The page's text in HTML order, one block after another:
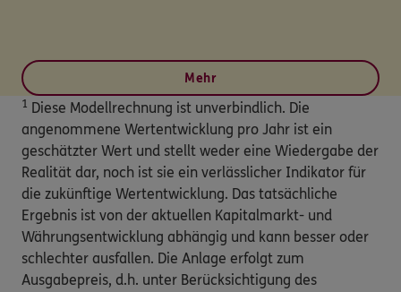
Mehr
1 Diese Modellrechnung ist unverbindlich. Die
angenommene Wertentwicklung pro Jahr ist ein
geschätzter Wert und stellt weder eine Wiedergabe der
Realität dar, noch ist sie ein verlässlicher Indikator für
die zukünftige Wertentwicklung. Das tatsächliche
Ergebnis ist von der aktuellen Kapitalmarkt- und
Währungsentwicklung abhängig und kann besser oder
schlechter ausfallen. Die Anlage erfolgt zum
Ausgabepreis, d.h. unter Berücksichtigung des